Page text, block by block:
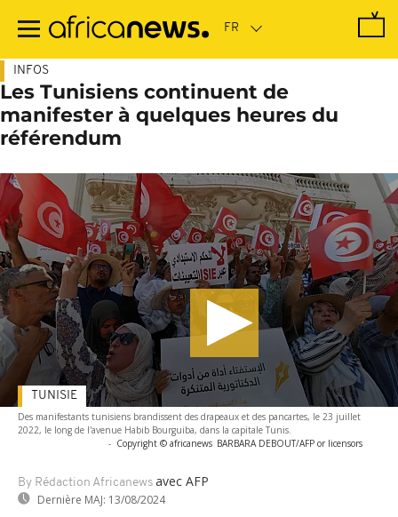
contenu
INFOS
Les Tunisiens continuent de
manifester à quelques heures du
référendum
Des manifestants tunisiens brandissent des drapeaux et des pancartes, le 23 juillet
2022, le long de l'avenue Habib Bourguiba, dans la capitale Tunis.
- Copyright © africanews BARBARA DEBOUT/AFP or licensors
By Rédaction Africanews avec AFP
Dernière MAJ: 13/08/2024
TUNISIE